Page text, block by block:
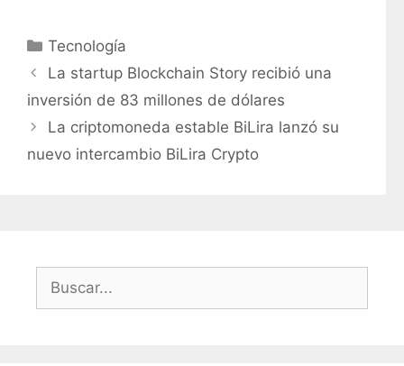
C
a
e
g
o
Tecnología
La startup Blockchain Story recibió una
inversión de 83 millones de dólares
La criptomoneda estable BiLira lanzó su
nuevo intercambio BiLira Crypto